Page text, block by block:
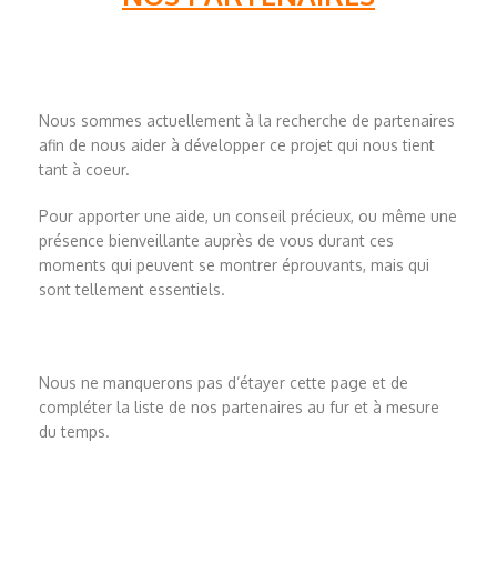
Nous sommes actuellement à la recherche de partenaires
afin de nous aider à développer ce projet qui nous tient
tant à coeur.
Pour apporter une aide, un conseil précieux, ou même une
présence bienveillante auprès de vous durant ces
moments qui peuvent se montrer éprouvants, mais qui
sont tellement essentiels.
Nous ne manquerons pas d’étayer cette page et de
compléter la liste de nos partenaires au fur et à mesure
du temps.